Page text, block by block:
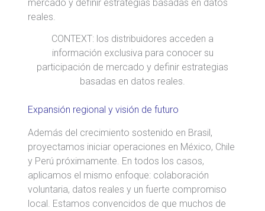
CONTEXT: los distribuidores acceden a
información exclusiva para conocer su
participación de mercado y definir estrategias
basadas en datos reales.
Expansión regional y visión de futuro
Además del crecimiento sostenido en Brasil,
proyectamos iniciar operaciones en México, Chile
y Perú próximamente. En todos los casos,
aplicamos el mismo enfoque: colaboración
voluntaria, datos reales y un fuerte compromiso
local. Estamos convencidos de que muchos de